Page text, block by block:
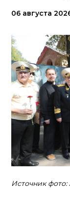
06 августа
Источник